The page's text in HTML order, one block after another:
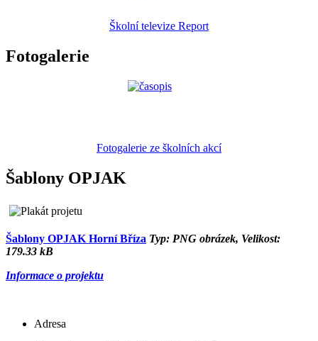
Školní televize Report
Fotogalerie
Fotogalerie ze školních akcí
Šablony OPJAK
Šablony OPJAK Horní Bříza Typ: PNG obrázek, Velikost:
179.33 kB
Informace o projektu
Adresa